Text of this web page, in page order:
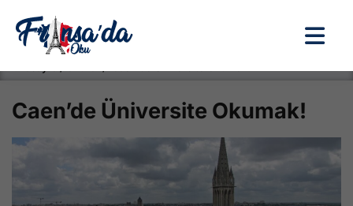
Caen’de Üniversite Okumak!